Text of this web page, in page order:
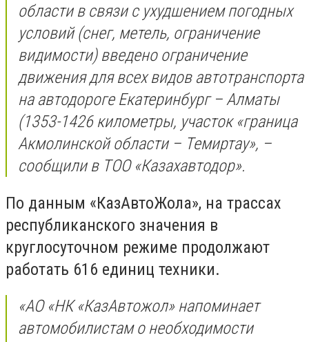
области в связи с ухудшением погодных
условий (снег, метель, ограничение
видимости) введено ограничение
движения для всех видов автотранспорта
на автодороге Екатеринбург – Алматы
(1353-1426 километры, участок «граница
Акмолинской области – Темиртау», –
сообщили в ТОО «Казахавтодор».
По данным «КазАвтоЖола», на трассах
республиканского значения в
круглосуточном режиме продолжают
работать 616 единиц техники.
«АО «НК «КазАвтожол» напоминает
автомобилистам о необходимости